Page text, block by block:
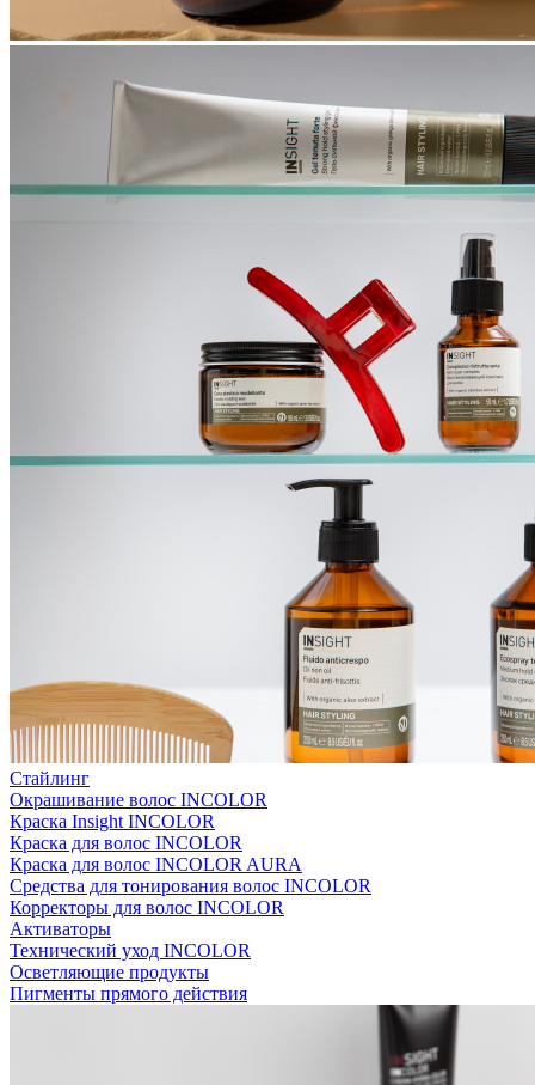
Стайлинг
Окрашивание волос INCOLOR
Краска Insight INCOLOR
Краска для волос INCOLOR
Краска для волос INCOLOR AURA
Средства для тонирования волос INCOLOR
Корректоры для волос INCOLOR
Активаторы
Технический уход INCOLOR
Осветляющие продукты
Пигменты прямого действия